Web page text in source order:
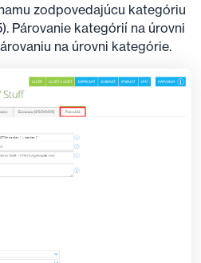
zodpovedajúcu kategóriu
Párovanie kategórií na úrovni
na úrovni kategórie.